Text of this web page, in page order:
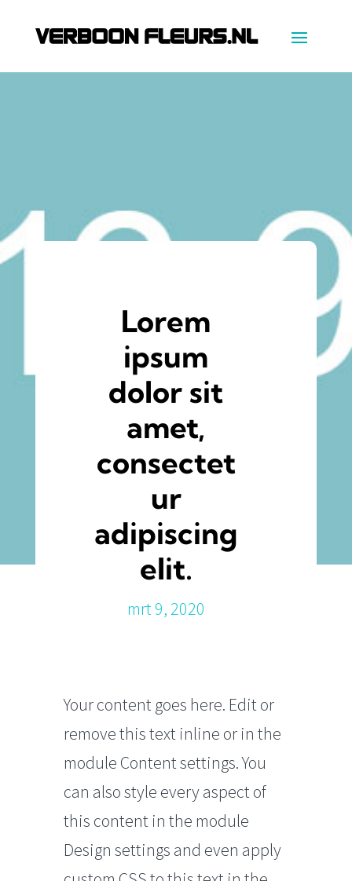
Lorem
ipsum
dolor sit
amet,
consectet
ur
adipiscing
elit.
mrt 9, 2020
Your content goes here. Edit or
remove this text inline or in the
module Content settings. You
can also style every aspect of
this content in the module
Design settings and even apply